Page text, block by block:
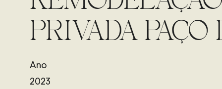
PRIVADA PAÇO
Ano
2023